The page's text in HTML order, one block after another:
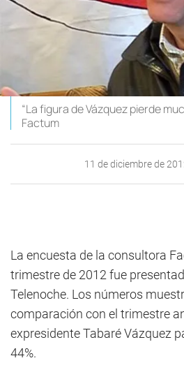
“La figura de Vázquez pierde
Factum
11 de diciembre de
La encuesta de la consultora
trimestre de 2012 fue
Telenoche. Los números
comparación con el trimestre
expresidente Tabaré Vázquez
44%.